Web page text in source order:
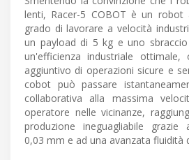
lenti, Racer-5 COBOT è un
grado di lavorare a velocità
un payload di 5 kg e uno
un'efficienza industriale ottimale,
aggiuntivo di operazioni sicure e
cobot può passare
collaborativa alla massima
operatore nelle vicinanze,
produzione ineguagliabile
0,03 mm e ad una avanzata fluidità